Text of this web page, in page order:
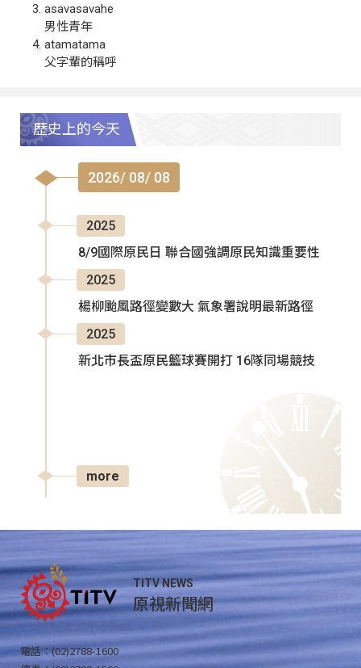
asavasavahe
男性青年
atamatama
父字輩的稱呼
歷史上的今天
2026/ 08/ 08
2025
8/9國際原民日 聯合國強調原民知識重要性
2025
楊柳颱風路徑變數大 氣象署說明最新路徑
2025
新北市長盃原民籃球賽開打 16隊同場競技
more
TITV NEWS
原視新聞網
電話：(02)2788-1600